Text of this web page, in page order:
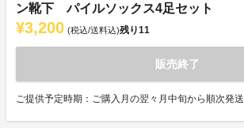
ン靴下 パイルソックス4足セット
¥3,200 (税込/送料込)残り11
販売終了
ご提供予定時期：ご購入月の翌々月中旬から順次発送